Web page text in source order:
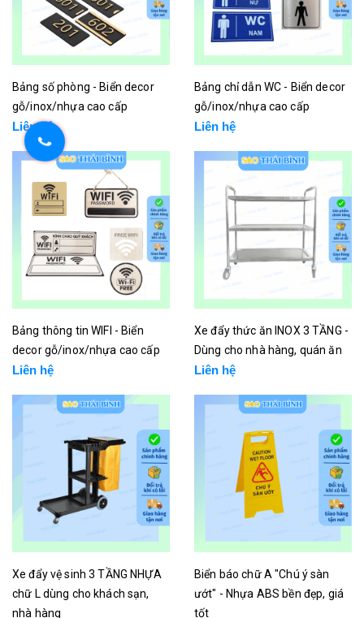
Bảng số phòng - Biển decor
gỗ/inox/nhựa cao cấp
Liên hệ
Bảng chỉ dẫn WC - Biển decor
gỗ/inox/nhựa cao cấp
Liên hệ
Bảng thông tin WIFI - Biển
decor gỗ/inox/nhựa cao cấp
Liên hệ
Xe đẩy thức ăn INOX 3 TẦNG -
Dùng cho nhà hàng, quán ăn
Liên hệ
Xe đẩy vệ sinh 3 TẦNG NHỰA
chữ L dùng cho khách sạn,
nhà hàng
Biển báo chữ A "Chú ý sàn
ướt" - Nhựa ABS bền đẹp, giá
tốt